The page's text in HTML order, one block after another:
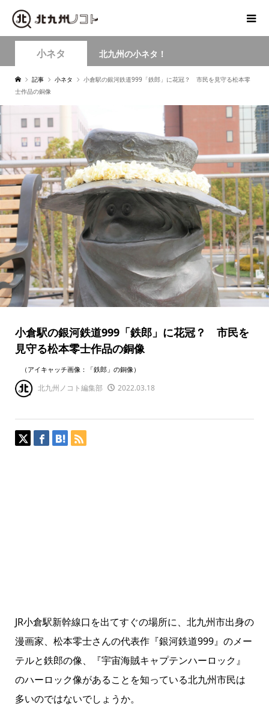
小ネタ 北九州の小ネタ！
記事 小ネタ
小倉駅の銀河鉄道999「鉄郎」に花冠？ 市民を見守る松本零
士作品の銅像
小倉駅の銀河鉄道999「鉄郎」に花冠？ 市民を
見守る松本零士作品の銅像
（アイキャッチ画像：「鉄郎」の銅像）
北九州ノコト編集部 2022.03.18
JR小倉駅新幹線口を出てすぐの場所に、北九州市出身の
漫画家、松本零士さんの代表作『銀河鉄道999』のメー
テルと鉄郎の像、『宇宙海賊キャプテンハーロック』
のハーロック像があることを知っている北九州市民は
多いのではないでしょうか。